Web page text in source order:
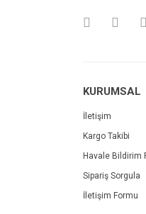
KURUMSAL
İletişim
Kargo Takibi
Havale Bildirim
Sipariş Sorgula
İletişim Formu